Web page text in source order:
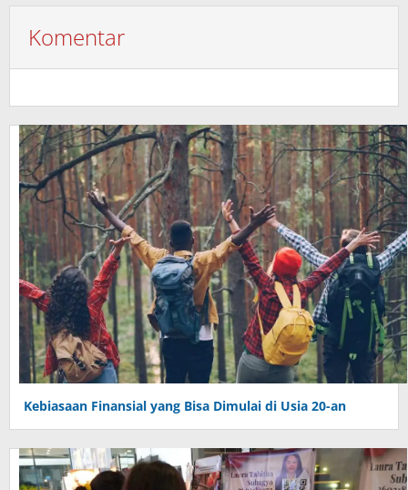
Komentar
Kebiasaan Finansial yang Bisa Dimulai di Usia 20-an